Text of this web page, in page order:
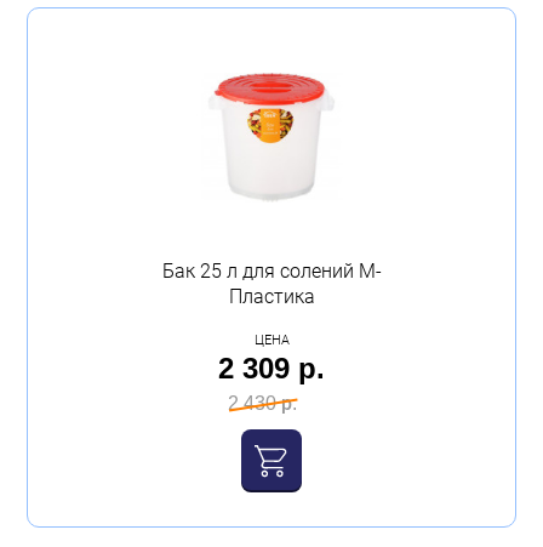
Мебель
Обувь для дома и дачи
Бак 25 л для солений М-
Пластика
ЦЕНА
2 309 р.
2 430 р.